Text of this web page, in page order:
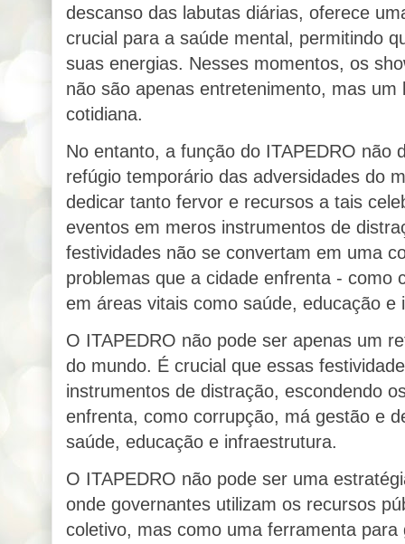
descanso das labutas diárias, oferece
crucial para a saúde mental, permitindo
suas energias. Nesses momentos, os
não são apenas entretenimento, mas
cotidiana.
No entanto, a função do ITAPEDRO não
refúgio temporário das adversidades do
dedicar tanto fervor e recursos a tais
eventos em meros instrumentos de
festividades não se convertam em uma
problemas que a cidade enfrenta - como
em áreas vitais como saúde, educação e
O ITAPEDRO não pode ser apenas um
do mundo. É crucial que essas
instrumentos de distração, escondendo
enfrenta, como corrupção, má gestão e
saúde, educação e infraestrutura.
O ITAPEDRO não pode ser uma
onde governantes utilizam os recursos
coletivo, mas como uma ferramenta para